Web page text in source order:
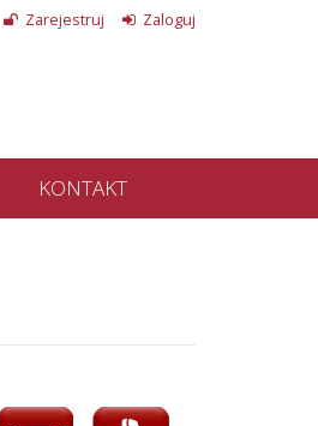
Zarejestruj Zaloguj
KONTAKT